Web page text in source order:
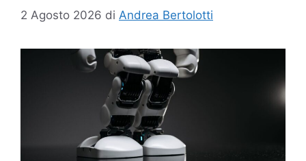
2 Agosto 2026 di Andrea Bertolotti